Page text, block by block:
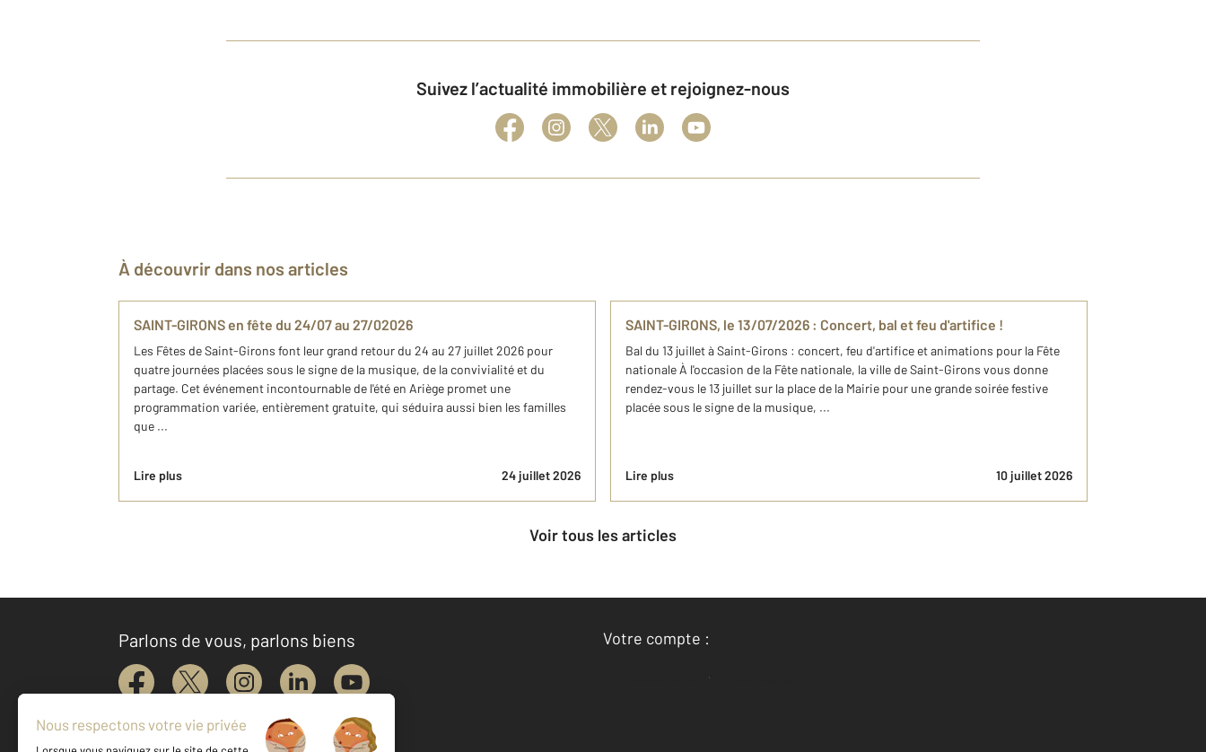
Suivez l’actualité immobilière et rejoignez-nous
À découvrir dans nos articles
SAINT-GIRONS en fête du 24/07 au 27/02026
Les Fêtes de Saint-Girons font leur grand retour du 24 au 27 juillet 2026 pour
quatre journées placées sous le signe de la musique, de la convivialité et du
partage. Cet événement incontournable de l'été en Ariège promet une
programmation variée, entièrement gratuite, qui séduira aussi bien les familles
que ...
Lire plus 24 juillet 2026
SAINT-GIRONS, le 13/07/2026 : Concert, bal et feu d'artifice !
Bal du 13 juillet à Saint-Girons : concert, feu d'artifice et animations pour la Fête
nationale À l'occasion de la Fête nationale, la ville de Saint-Girons vous donne
rendez-vous le 13 juillet sur la place de la Mairie pour une grande soirée festive
placée sous le signe de la musique, ...
Lire plus 10 juillet 2026
Voir tous les articles
Parlons de vous, parlons biens
Votre compte :
Accéder à mon compte